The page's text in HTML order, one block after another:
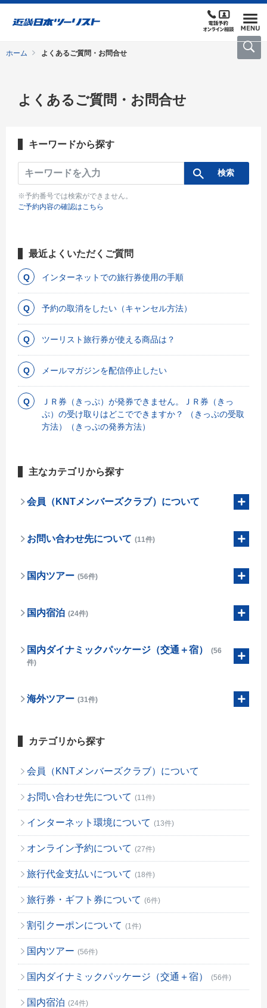
ホーム よくあるご質問・お問合せ
よくあるご質問・お問合せ
キーワードから探す
※予約番号では検索ができません。
ご予約内容の確認はこちら
最近よくいただくご質問
インターネットでの旅行券使用の手順
予約の取消をしたい（キャンセル方法）
ツーリスト旅行券が使える商品は？
メールマガジンを配信停止したい
ＪＲ券（きっぷ）が発券できません。ＪＲ券（きっ
ぷ）の受け取りはどこでできますか？ （きっぷの受取
方法）（きっぷの発券方法）
主なカテゴリから探す
会員（KNTメンバーズクラブ）について
お問い合わせ先について (11件)
国内ツアー (56件)
国内宿泊 (24件)
国内ダイナミックパッケージ（交通＋宿）
(56
件)
海外ツアー (31件)
カテゴリから探す
会員（KNTメンバーズクラブ）について
お問い合わせ先について (11件)
インターネット環境について (13件)
オンライン予約について (27件)
旅行代金支払いについて (18件)
旅行券・ギフト券について (6件)
割引クーポンについて (1件)
国内ツアー (56件)
国内ダイナミックパッケージ（交通＋宿） (56件)
国内宿泊 (24件)